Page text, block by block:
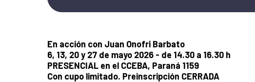
En acción con Juan Onofri Barbato
6, 13, 20 y 27 de mayo 2026 - de 14.30 a 16.30 h
PRESENCIAL en el CCEBA, Paraná 1159
Con cupo limitado. Preinscripción CERRADA